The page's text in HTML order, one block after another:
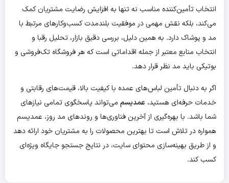
انتخاب تأمین‌کننده مناسب نه تنها به افزایش رضایت مشتریان کمک
می‌کند، بلکه نقش مهمی در موفقیت بلندمدت کسب‌وکارهای مرتبط با
مد و پوشاک دارد. به همین دلیل، بررسی دقیق بازار، تحلیل رقبا و
انتخاب منابع معتبر از جمله اقداماتی است که هر فروشگاه تک‌فروشی و
بوتیکی باید مد نظر قرار دهد.
اگر به دنبال تأمین لباس‌های عمده با کیفیت بالا، قیمت‌های رقابتی و
خدمات حرفه‌ای هستید، عمدیسم می‌تواند پاسخگوی تمامی نیازهای
شما باشد. با بهره‌گیری از آخرین فناوری‌ها و روندهای مد روز، عمدیسم
همواره در تلاش است تا بهترین محصولات را به مشتریان خود ارائه دهد
و از طریق بهینه‌سازی محتوای سایت، در نتایج جستجو جایگاه ویژه‌ای
کسب کند.